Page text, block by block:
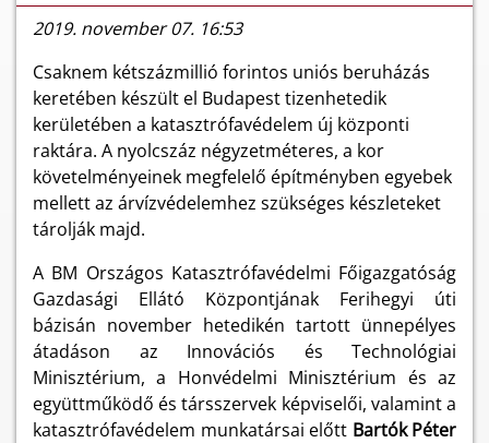
2019. november 07. 16:53
Csaknem kétszázmillió forintos uniós beruházás
keretében készült el Budapest tizenhetedik
kerületében a katasztrófavédelem új központi
raktára. A nyolcszáz négyzetméteres, a kor
követelményeinek megfelelő építményben egyebek
mellett az árvízvédelemhez szükséges készleteket
tárolják majd.
A BM Országos Katasztrófavédelmi Főigazgatóság
Gazdasági Ellátó Központjának Ferihegyi úti
bázisán november hetedikén tartott ünnepélyes
átadáson az Innovációs és Technológiai
Minisztérium, a Honvédelmi Minisztérium és az
együttműködő és társszervek képviselői, valamint a
katasztrófavédelem munkatársai előtt Bartók Péter